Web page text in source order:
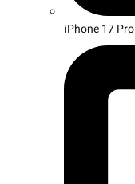
iPhone 17 Pro